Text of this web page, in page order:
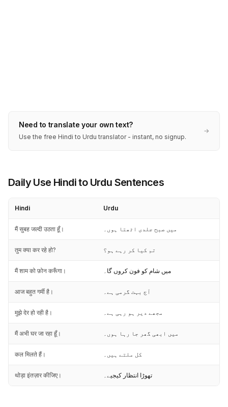
Need to translate your own text?
Use the free Hindi to Urdu translator - instant, no signup.
→
Daily Use Hindi to Urdu Sentences
Hindi Urdu
मैं सुबह जल्दी उठता हूँ। میں صبح جلدی اٹھتا ہوں۔
तुम क्या कर रहे हो? تم کیا کر رہے ہو؟
मैं शाम को फ़ोन करूँगा। میں شام کو فون کروں گا۔
आज बहुत गर्मी है। آج بہت گرمی ہے۔
मुझे देर हो रही है। مجھے دیر ہو رہی ہے۔
मैं अभी घर जा रहा हूँ। میں ابھی گھر جا رہا ہوں۔
कल मिलते हैं। کل ملتے ہیں۔
थोड़ा इंतज़ार कीजिए। تھوڑا انتظار کیجیے۔